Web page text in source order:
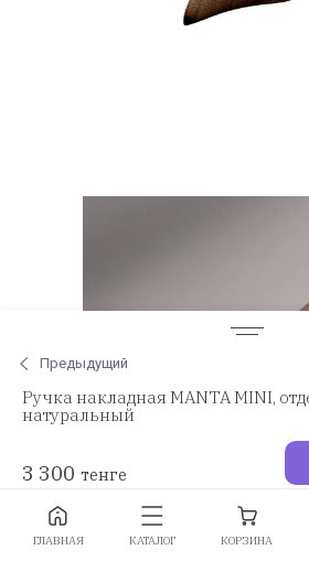
Предыдущий
Ручка накладная MANTA MINI,
натуральный
3 300 тенге
Заказать
ГЛАВНАЯ КАТАЛОГ КОРЗИНА